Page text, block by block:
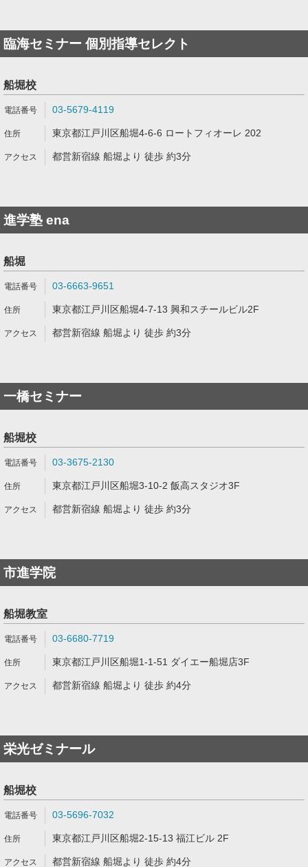
臨海セミナー 個別指導セレクト
船堀校
03-5679-4119
東京都江戸川区船堀4-6-6 ロートフィオーレ 202
都営新宿線 船堀より 徒歩 約3分
進学塾 ena
船堀
03-6663-9651
東京都江戸川区船堀4-7-13 興和スチールビル2F
都営新宿線 船堀より 徒歩 約3分
一橋セミナー
船堀校
03-3675-2130
東京都江戸川区船堀3-10-2 飯高スタジオ3F
都営新宿線 船堀より 徒歩 約3分
市進学院
船堀教室
03-6680-7719
東京都江戸川区船堀1-1-51 ダイエー船堀店3F
都営新宿線 船堀より 徒歩 約4分
栄光ゼミナール
船堀校
03-5696-7032
東京都江戸川区船堀2-15-13 福江ビル 2F
都営新宿線 船堀より 徒歩 約4分